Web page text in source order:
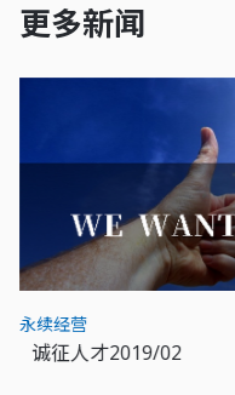
更多新闻
永续经营
诚征人才2019/02